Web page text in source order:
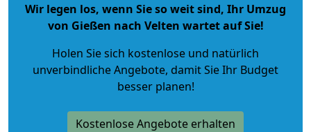
Wir legen los, wenn Sie so weit sind, Ihr Umzug
von Gießen nach Velten wartet auf Sie!
Holen Sie sich kostenlose und natürlich
unverbindliche Angebote, damit Sie Ihr Budget
besser planen!
Kostenlose Angebote erhalten